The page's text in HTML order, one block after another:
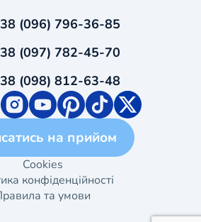
(096) 796-36-85
(097) 782-45-70
(098) 812-63-48
на прийом
Cookies
конфіденційності
та умови